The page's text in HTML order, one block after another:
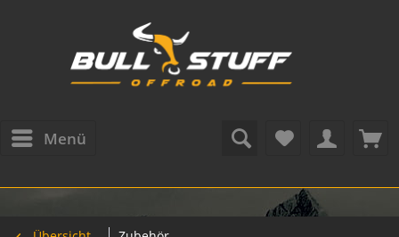
Menü